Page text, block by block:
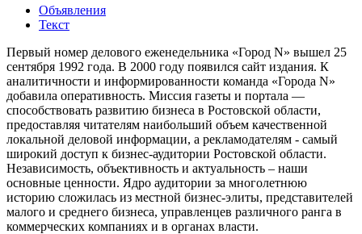
Объявления
Текст
Первый номер делового еженедельника «Город N» вышел 25
сентября 1992 года. В 2000 году появился сайт издания. К
аналитичности и информированности команда «Города N»
добавила оперативность. Миссия газеты и портала —
способствовать развитию бизнеса в Ростовской области,
предоставляя читателям наибольший объем качественной
локальной деловой информации, а рекламодателям - самый
широкий доступ к бизнес-аудитории Ростовской области.
Независимость, объективность и актуальность – наши
основные ценности. Ядро аудитории за многолетнюю
историю сложилась из местной бизнес-элиты, представителей
малого и среднего бизнеса, управленцев различного ранга в
коммерческих компаниях и в органах власти.